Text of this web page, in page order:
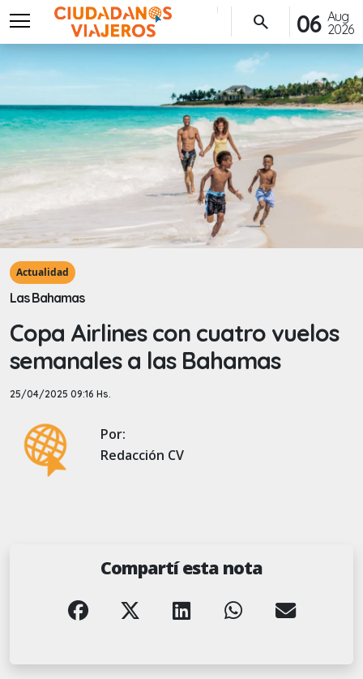
menu
Aug
2026
06
search
Actualidad
Las Bahamas
Copa Airlines con cuatro vuelos
semanales a las Bahamas
25/04/2025 09:16 Hs.
Por:
Redacción CV
Compartí esta nota